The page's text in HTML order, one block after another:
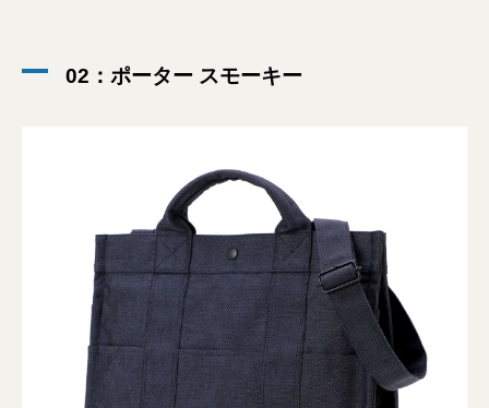
02：ポーター スモーキー